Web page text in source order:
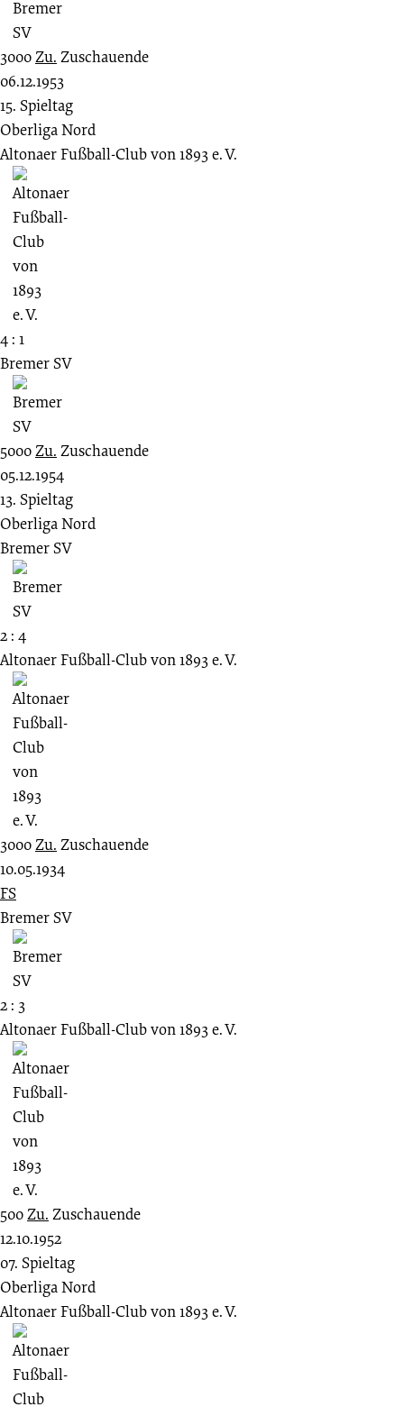
3000Zu. Zuschauende
06.12.1953
15. Spieltag
Oberliga Nord
Altonaer Fußball-Club von 1893 e. V.
4 : 1
Bremer SV
5000Zu. Zuschauende
05.12.1954
13. Spieltag
Oberliga Nord
Bremer SV
2 : 4
Altonaer Fußball-Club von 1893 e. V.
3000Zu. Zuschauende
10.05.1934
FS
Bremer SV
2 : 3
Altonaer Fußball-Club von 1893 e. V.
500Zu. Zuschauende
12.10.1952
07. Spieltag
Oberliga Nord
Altonaer Fußball-Club von 1893 e. V.